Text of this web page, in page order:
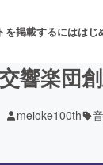
を掲載するにははじ
響楽団
meioke100th